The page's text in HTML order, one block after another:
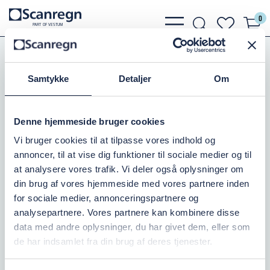
Samtykke Detaljer Om
Denne hjemmeside bruger cookies
Vi bruger cookies til at tilpasse vores indhold og
annoncer, til at vise dig funktioner til sociale medier og til
at analysere vores trafik. Vi deler også oplysninger om
din brug af vores hjemmeside med vores partnere inden
for sociale medier, annonceringspartnere og
analysepartnere. Vores partnere kan kombinere disse
data med andre oplysninger, du har givet dem, eller som
de har indsamlet fra din brug af deres tjenester.
PARTOF VESTUM
bars
light
search
light
heart 0
PE-Rør, Fittings, Kloak
PE Elektrosvejsefittings
EL-MUFFE PN16/280MM
Varenr.:
Millimeter
280
Tryk i bar
16
Ikke på lager
3.543,75 DKK inkl. moms